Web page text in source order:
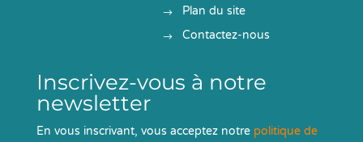
Plan du site
Contactez-nous
Inscrivez-vous à notre
newsletter
En vous inscrivant, vous acceptez notre politique de